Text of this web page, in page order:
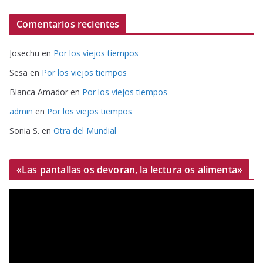
Comentarios recientes
Josechu en Por los viejos tiempos
Sesa en Por los viejos tiempos
Blanca Amador en Por los viejos tiempos
admin en Por los viejos tiempos
Sonia S. en Otra del Mundial
«Las pantallas os devoran, la lectura os alimenta»